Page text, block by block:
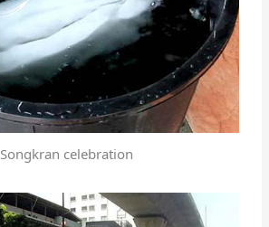
Songkran celebration